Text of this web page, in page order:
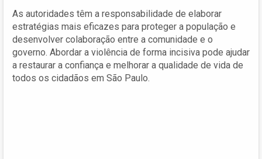
As autoridades têm a responsabilidade de elaborar
estratégias mais eficazes para proteger a população e
desenvolver colaboração entre a comunidade e o
governo. Abordar a violência de forma incisiva pode ajudar
a restaurar a confiança e melhorar a qualidade de vida de
todos os cidadãos em São Paulo.